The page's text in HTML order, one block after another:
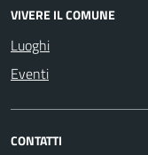
VIVERE IL COMUNE
Luoghi
Eventi
CONTATTI